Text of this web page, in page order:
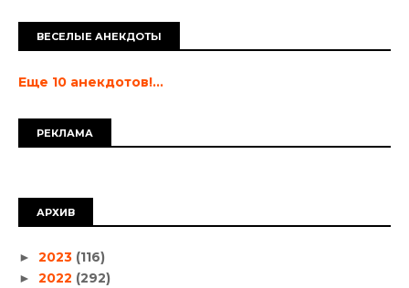
ВЕСЕЛЫЕ АНЕКДОТЫ
Еще 10 анекдотов!...
РЕКЛАМА
АРХИВ
► 2023 (116)
► 2022 (292)